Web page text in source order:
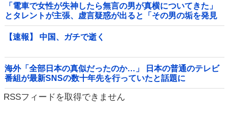
「電車で女性が失神したら無言の男が真横についてきた」
とタレントが主張、虚言疑惑が出ると「その男の垢を発見
した」と追加主張するも……他
【速報】 中国、ガチで逝く
海外「全部日本の真似だったのか…」 日本の普通のテレビ
番組が最新SNSの数十年先を行っていたと話題に
RSSフィードを取得できません